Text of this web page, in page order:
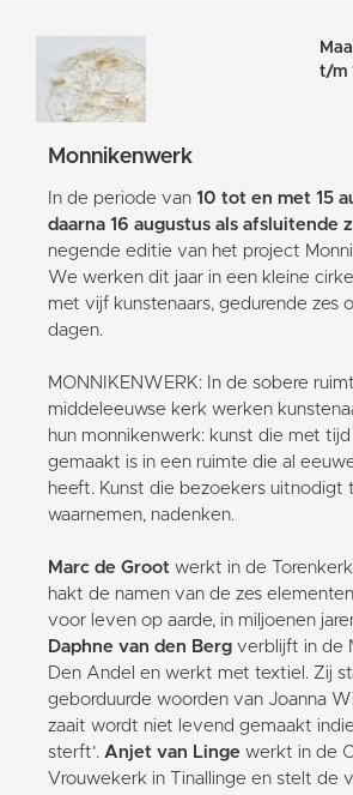
t/m
Monnikenwerk
In de periode van 10 tot en met 15
daarna 16 augustus als afsluitende
negende editie van het project
We werken dit jaar in een kleine
met vijf kunstenaars, gedurende zes
dagen.
MONNIKENWERK: In de sobere
middeleeuwse kerk werken
hun monnikenwerk: kunst die met
gemaakt is in een ruimte die al
heeft. Kunst die bezoekers uitnodigt
waarnemen, nadenken.
Marc de Groot werkt in de
hakt de namen van de zes
voor leven op aarde, in miljoenen
Daphne van den Berg verblijft in de
Den Andel en werkt met textiel. Zij
geborduurde woorden van Joanna
zaait wordt niet levend gemaakt
sterft’. Anjet van Linge werkt in de
Vrouwekerk in Tinallinge en stelt de